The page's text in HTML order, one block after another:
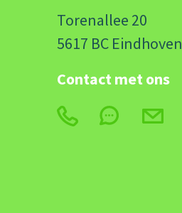
Torenallee 20
5617 BC Eindhoven
Contact met ons